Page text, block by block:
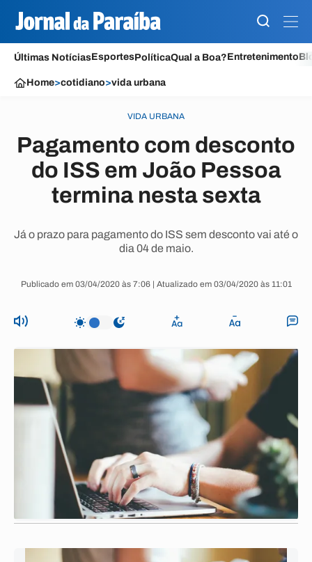
Últimas NotíciasEsportesPolíticaQual a Boa?Entretenimento
Home>cotidiano>vida urbana
VIDA URBANA
Pagamento com desconto
do ISS em João Pessoa
termina nesta sexta
Já o prazo para pagamento do ISS sem desconto vai até o
dia 04 de maio.
Publicado em 03/04/2020 às 7:06 | Atualizado em 03/04/2020 às 11:01